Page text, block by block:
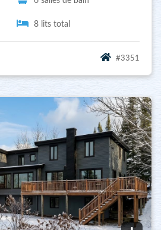
8 lits total
#3351